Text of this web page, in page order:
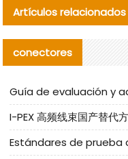
Artículos relacionados
conectores
I-PEX 高频线束国产替代